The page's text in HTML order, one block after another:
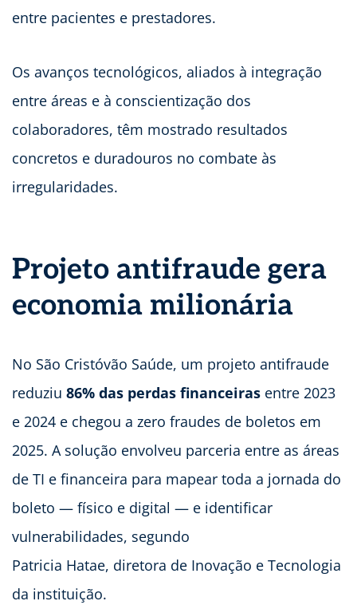
entre pacientes e prestadores.
Os avanços tecnológicos, aliados à integração
entre áreas e à conscientização dos
colaboradores, têm mostrado resultados
concretos e duradouros no combate às
irregularidades.
Projeto antifraude gera
economia milionária
No São Cristóvão Saúde, um projeto antifraude
reduziu 86% das perdas financeiras entre 2023
e 2024 e chegou a zero fraudes de boletos em
2025. A solução envolveu parceria entre as áreas
de TI e financeira para mapear toda a jornada do
boleto — físico e digital — e identificar
vulnerabilidades, segundo
Patricia Hatae, diretora de Inovação e Tecnologia
da instituição.